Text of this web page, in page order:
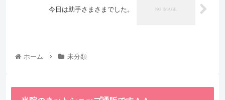
今日は助手さまさまでした。
ホーム 未分類